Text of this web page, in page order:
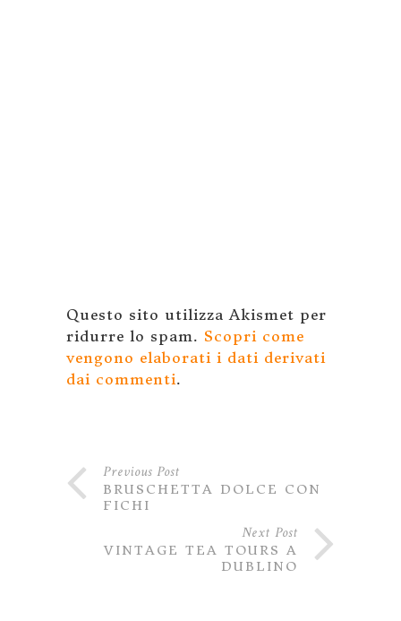
Questo sito utilizza Akismet per
ridurre lo spam. Scopri come
vengono elaborati i dati derivati
dai commenti.
Previous Post
BRUSCHETTA DOLCE CON
FICHI
Next Post
VINTAGE TEA TOURS A
DUBLINO